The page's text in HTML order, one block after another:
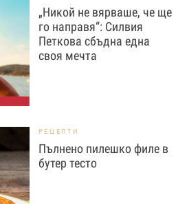
„Никой не вярваше, че ще
го направя“: Силвия
Петкова сбъдна една
своя мечта
РЕЦЕПТИ
Пълнено пилешко филе в
бутер тесто